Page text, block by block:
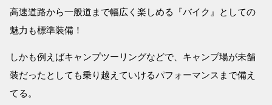
高速道路から一般道まで幅広く楽しめる『バイク』としての
魅力も標準装備！
しかも例えばキャンプツーリングなどで、キャンプ場が未舗
装だったとしても乗り越えていけるパフォーマンスまで備え
てる。